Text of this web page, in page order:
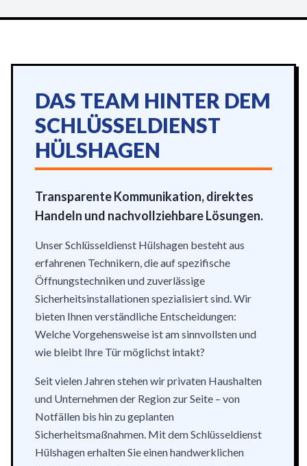
DAS TEAM HINTER DEM
SCHLÜSSELDIENST
HÜLSHAGEN
Transparente Kommunikation, direktes
Handeln und nachvollziehbare Lösungen.
Unser Schlüsseldienst Hülshagen besteht aus
erfahrenen Technikern, die auf spezifische
Öffnungstechniken und zuverlässige
Sicherheitsinstallationen spezialisiert sind. Wir
bieten Ihnen verständliche Entscheidungen:
Welche Vorgehensweise ist am sinnvollsten und
wie bleibt Ihre Tür möglichst intakt?
Seit vielen Jahren stehen wir privaten Haushalten
und Unternehmen der Region zur Seite – von
Notfällen bis hin zu geplanten
Sicherheitsmaßnahmen. Mit dem Schlüsseldienst
Hülshagen erhalten Sie einen handwerklichen